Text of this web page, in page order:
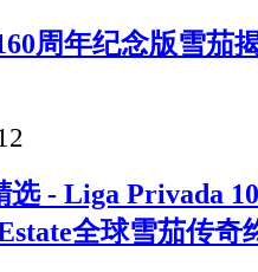
周年纪念版雪茄
- Liga Privada
全球雪茄传奇